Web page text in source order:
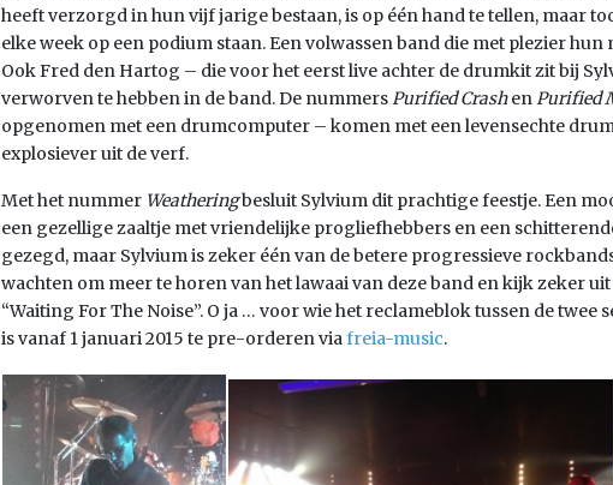
heeft verzorgd in hun vijf jarige bestaan, is op één hand te tellen, maar
elke week op een podium staan. Een volwassen band die met plezier
Ook Fred den Hartog – die voor het eerst live achter de drumkit zit bij
verworven te hebben in de band. De nummersPurified CrashenPurified
opgenomen met een drumcomputer – komen met een levensechte
explosiever uit de verf.
Met het nummer Weatheringbesluit Sylvium dit prachtige feestje. Een
een gezellige zaaltje met vriendelijke progliefhebbers en een
gezegd, maar Sylvium is zeker één van de betere progressieve
wachten om meer te horen van het lawaai van deze band en kijk zeker
“Waiting For The Noise”. O ja … voor wie het reclameblok tussen de twee
is vanaf 1 januari 2015 te pre-orderen viafreia-music.